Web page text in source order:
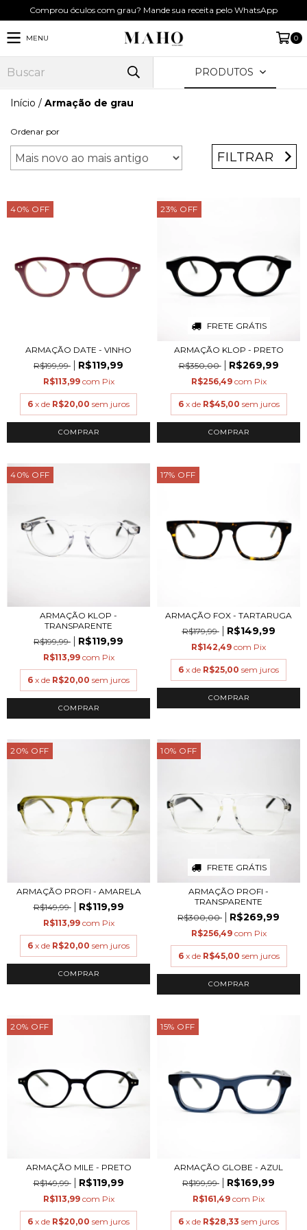
Comprou óculos com grau? Mande sua receita pelo WhatsApp
MENU 0
PRODUTOS
Início / Armação de grau
Ordenar por
FILTRAR
40% OFF
ARMAÇÃO DATE - VINHO
R$199,99
R$119,99
R$113,99 com Pix
6 x de R$20,00 sem juros
COMPRAR
23% OFF
FRETE GRÁTIS
ARMAÇÃO KLOP - PRETO
R$350,00
R$269,99
R$256,49 com Pix
6 x de R$45,00 sem juros
COMPRAR
40% OFF
ARMAÇÃO KLOP -
TRANSPARENTE
R$199,99
R$119,99
R$113,99 com Pix
6 x de R$20,00 sem juros
COMPRAR
17% OFF
ARMAÇÃO FOX - TARTARUGA
R$179,99
R$149,99
R$142,49 com Pix
6 x de R$25,00 sem juros
COMPRAR
20% OFF
ARMAÇÃO PROFI - AMARELA
R$149,99
R$119,99
R$113,99 com Pix
6 x de R$20,00 sem juros
COMPRAR
10% OFF
FRETE GRÁTIS
ARMAÇÃO PROFI -
TRANSPARENTE
R$300,00
R$269,99
R$256,49 com Pix
6 x de R$45,00 sem juros
COMPRAR
20% OFF
ARMAÇÃO MILE - PRETO
R$149,99
R$119,99
R$113,99 com Pix
6 x de R$20,00 sem juros
15% OFF
ARMAÇÃO GLOBE - AZUL
R$199,99
R$169,99
R$161,49 com Pix
6 x de R$28,33 sem juros